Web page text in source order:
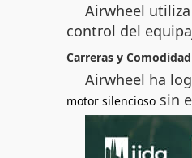
Airwheel
control del
Carreras y
Airwheel ha
motor silencioso sin